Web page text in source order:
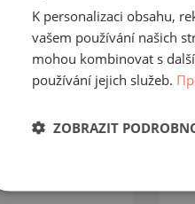
K personalizaci obsahu,
vašem používání našich
mohou kombinovat s
používání jejich služeb.
ZOBRAZIT